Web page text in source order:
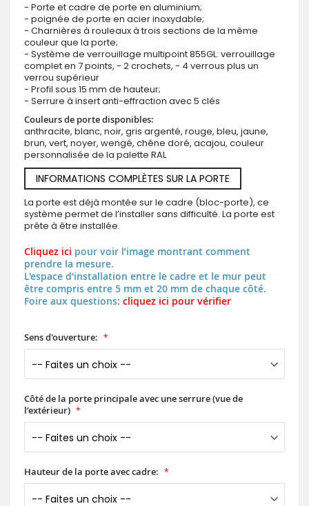
- Porte et cadre de porte en aluminium;
- poignée de porte en acier inoxydable;
- Charnières à rouleaux à trois sections de la même
couleur que la porte;
- Système de verrouillage multipoint 855GL: verrouillage
complet en 7 points, - 2 crochets, - 4 verrous plus un
verrou supérieur
- Profil sous 15 mm de hauteur;
- Serrure à insert anti-effraction avec 5 clés
Couleurs de porte disponibles:
anthracite, blanc, noir, gris argenté, rouge, bleu, jaune,
brun, vert, noyer, wengé, chêne doré, acajou, couleur
personnalisée de la palette RAL
INFORMATIONS COMPLÈTES SUR LA PORTE
La porte est déjà montée sur le cadre (bloc-porte), ce
système permet de l’installer sans difficulté. La porte est
prête à être installée.
Cliquez ici pour voir l’image montrant comment
prendre la mesure.
L'espace d'installation entre le cadre et le mur peut
être compris entre 5 mm et 20 mm de chaque côté.
Foire aux questions: cliquez ici pour vérifier
Sens d'ouverture:
Côté de la porte principale avec une serrure (vue de
l’extérieur)
Hauteur de la porte avec cadre: